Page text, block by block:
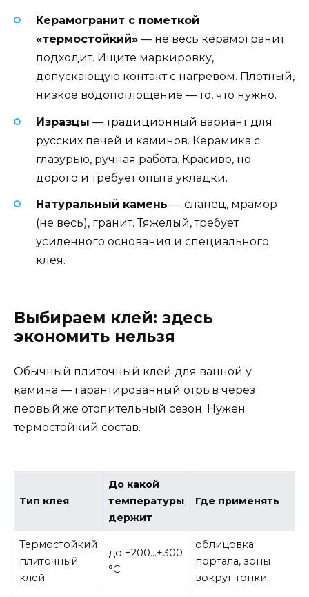
Керамогранит с пометкой
«термостойкий» — не весь керамогранит
подходит. Ищите маркировку,
допускающую контакт с нагревом. Плотный,
низкое водопоглощение — то, что нужно.
Изразцы — традиционный вариант для
русских печей и каминов. Керамика с
глазурью, ручная работа. Красиво, но
дорого и требует опыта укладки.
Натуральный камень — сланец, мрамор
(не весь), гранит. Тяжёлый, требует
усиленного основания и специального
клея.
Выбираем клей: здесь
экономить нельзя
Обычный плиточный клей для ванной у
камина — гарантированный отрыв через
первый же отопительный сезон. Нужен
термостойкий состав.
Тип клея
До какой
температуры
держит
Где применять
Термостойкий
плиточный
клей
до +200…+300
°C
облицовка
портала, зоны
вокруг топки